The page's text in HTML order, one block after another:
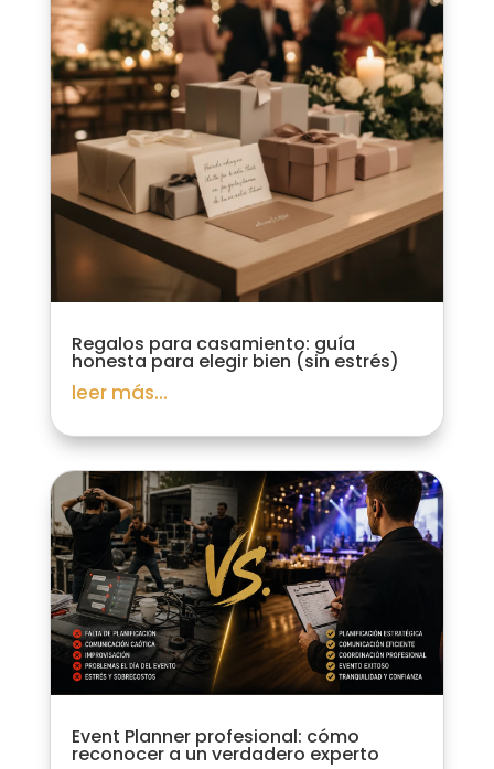
Regalos para casamiento: guía
honesta para elegir bien (sin estrés)
leer más...
Event Planner profesional: cómo
reconocer a un verdadero experto